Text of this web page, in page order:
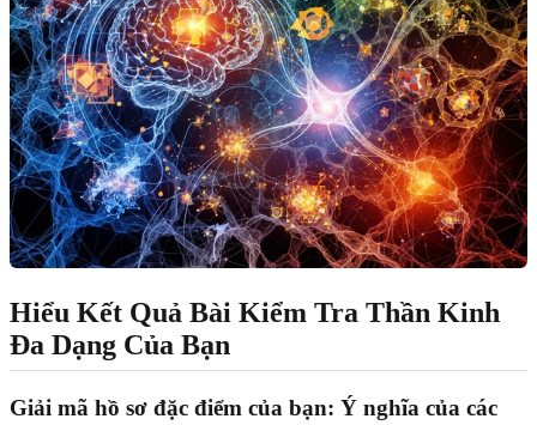
Hiểu Kết Quả Bài Kiểm Tra Thần Kinh
Đa Dạng Của Bạn
Giải mã hồ sơ đặc điểm của bạn: Ý nghĩa của các